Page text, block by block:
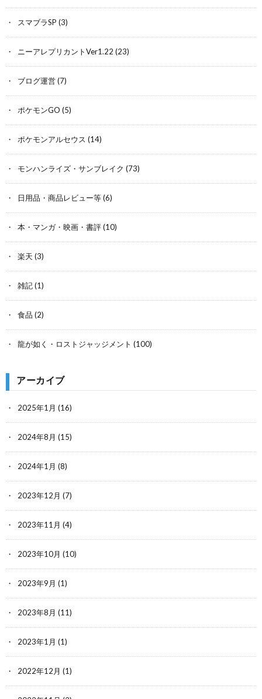
スマブラSP (3)
ニーアレプリカントVer1.22 (23)
ブログ運営(7)
ポケモンGO (5)
ポケモンアルセウス (14)
モンハンライズ・サンブレイク (73)
日用品・商品レビュー等(6)
本・マンガ・映画・書評(10)
楽天 (3)
雑記(1)
食品 (2)
龍が如く・ロストジャッジメント (100)
アーカイブ
2025年1月 (16)
2024年8月 (15)
2024年1月 (8)
2023年12月 (7)
2023年11月 (4)
2023年10月 (10)
2023年9月 (1)
2023年8月 (11)
2023年1月 (1)
2022年12月 (1)